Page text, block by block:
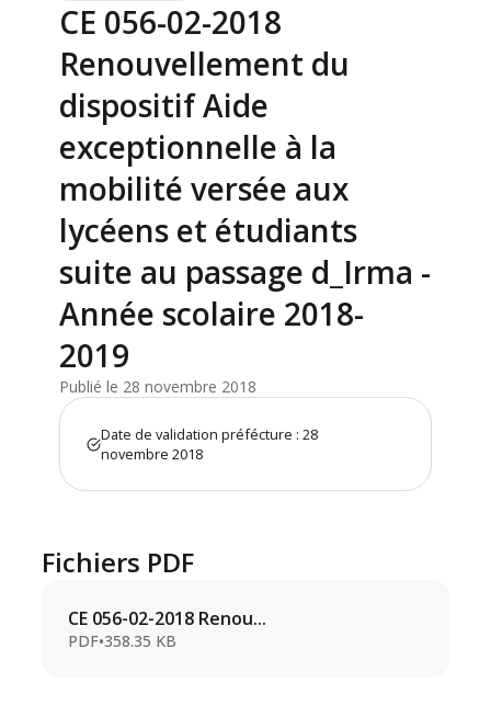
CE 056-02-2018
Renouvellement du
dispositif Aide
exceptionnelle à la
mobilité versée aux
lycéens et étudiants
suite au passage d_Irma -
Année scolaire 2018-
2019
Publié le 28 novembre 2018
Date de validation préfécture : 28
novembre 2018
Fichiers PDF
CE 056-02-2018 Renou...
PDF•358.35 KB